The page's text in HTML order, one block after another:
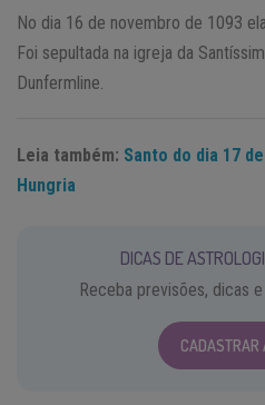
No dia 16 de novembro de 1093
Foi sepultada na igreja da
Dunfermline.
Leia também: Santo do dia 17
Hungria
DICAS DE
Receba previsões, dicas
CADASTRAR